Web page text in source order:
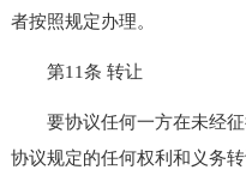
者按照规定办理。
第11条 转让
要协议任何一方在未经征
协议规定的任何权利和义务